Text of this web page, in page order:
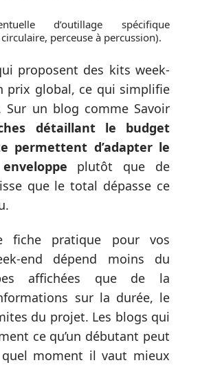
d’outillage spécifique
perceuse à percussion).
proposent des kits week-
prix global, ce qui simplifie
Sur un blog comme Savoir
détaillant le budget
permettent d’adapter le
plutôt que de
que le total dépasse ce
fiche pratique pour vos
end dépend moins du
affichées que de la
sur la durée, le
du projet. Les blogs qui
ce qu’un débutant peut
moment il vaut mieux